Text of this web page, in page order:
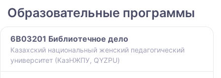
Образовательные программы
6B03201 Библиотечное дело
Казахский национальный женский педагогический
университет (КазНЖПУ, QYZPU)